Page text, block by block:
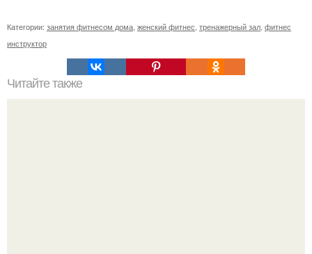
Категории: занятия фитнесом дома женский фитнес тренажерный зал фитнес
инструктор
Читайте также